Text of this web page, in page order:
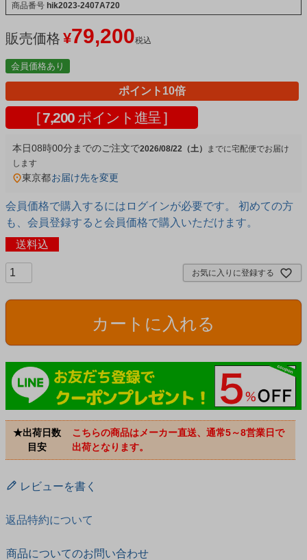
商品番号 hik2023-2407A720
販売価格 ¥79,200税込
会員価格あり
ポイント10倍
[ 7,200 ポイント進呈 ]
本日08時00分 までのご注文で2026/08/22（土） 宅配便
東京都お届け先を変更
会員価格で購入するにはログインが必要です。 初めての方
も、会員登録すると会員価格で購入いただけます。
送料込
お気に入りに登録する
カートに入れる
★出荷日数
目安
こちらの商品はメーカー直送、通常5～8営業日で
出荷となります。
レビューを書く
返品特約について
商品についてのお問い合わせ